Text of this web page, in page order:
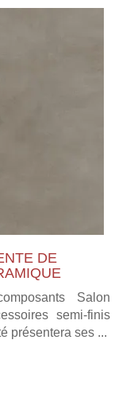
DE
Salon
semi-finis
présentera ses ...